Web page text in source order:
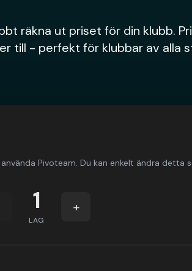
räkna ut priset för din klubb.
till - perfekt för klubbar av alla
Pivoteam. Du kan enkelt ändra detta
1
LAG
+